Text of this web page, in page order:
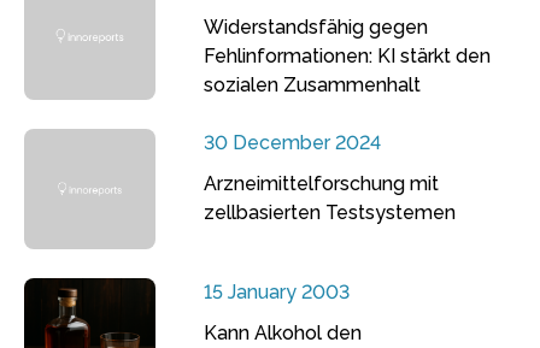
Widerstandsfähig gegen
Fehlinformationen: KI stärkt den
sozialen Zusammenhalt
30 December 2024
Arzneimittelforschung mit
zellbasierten Testsystemen
15 January 2003
Kann Alkohol den